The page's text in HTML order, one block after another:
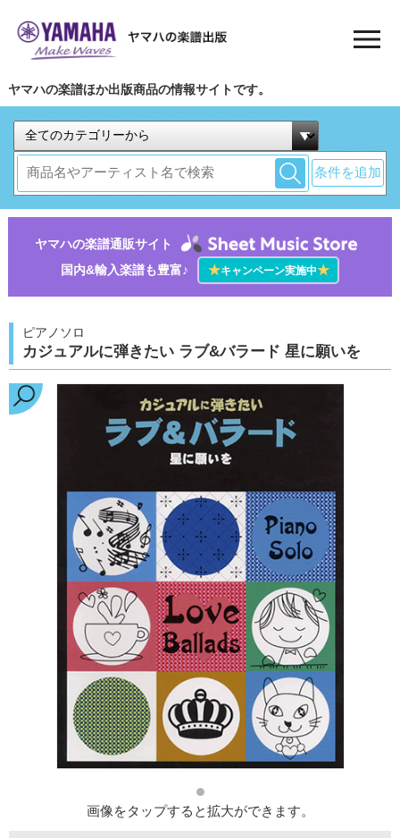
ヤマハの楽譜ほか出版商品の情報サイトです。
条件を追加
ヤマハの楽譜通販サイト
国内&輸入楽譜も豊富♪
★キャンペーン実施中★
ピアノソロ
カジュアルに弾きたい ラブ&バラード 星に願いを
画像をタップすると拡大ができます。